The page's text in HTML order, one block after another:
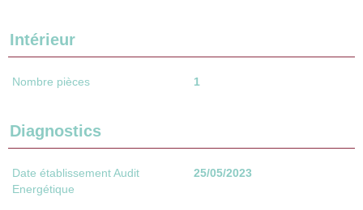
Intérieur
Nombre pièces 1
Diagnostics
Date établissement Audit
Energétique
25/05/2023